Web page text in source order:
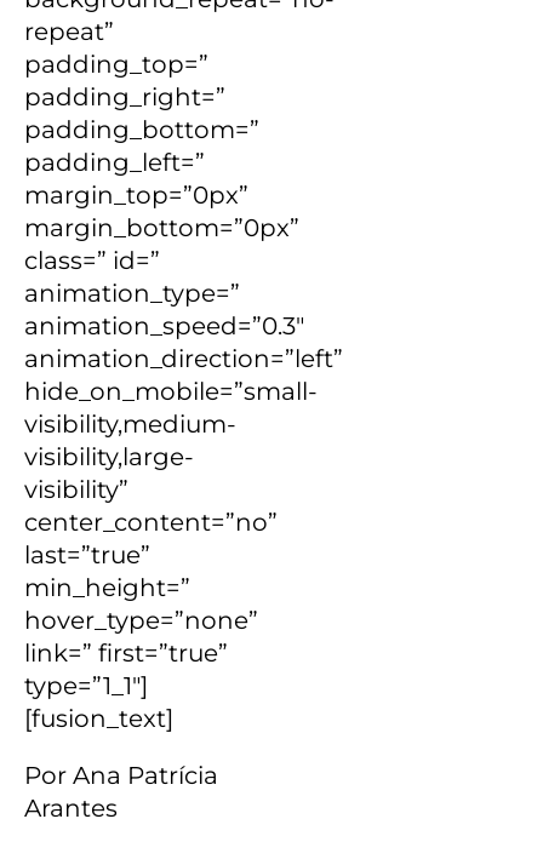
repeat”
padding_top=”
padding_right=”
padding_bottom=”
padding_left=”
margin_top=”0px”
margin_bottom=”0px”
class=” id=”
animation_type=”
animation_speed=”0.3″
animation_direction=”left”
hide_on_mobile=”small-
visibility,medium-
visibility,large-
visibility”
center_content=”no”
last=”true”
min_height=”
hover_type=”none”
link=” first=”true”
type=”1_1″]
[fusion_text]
Por Ana Patrícia
Arantes